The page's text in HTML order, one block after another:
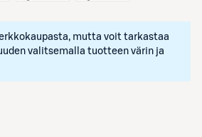
mutta voit tarkastaa
valitsemalla tuotteen värin ja